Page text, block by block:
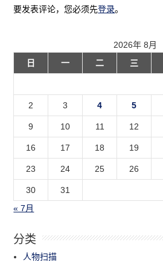
要发表评论，您必须先登录。
2026年 8月
日
一 二 三
2 3 4 5
9 10 11 12
16 17 18 19
23 24 25 26
30
31
« 7月
分类
人物扫描